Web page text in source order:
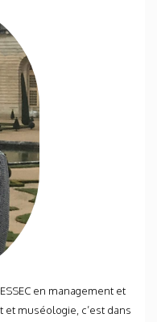
en management et
et muséologie, c’est dans